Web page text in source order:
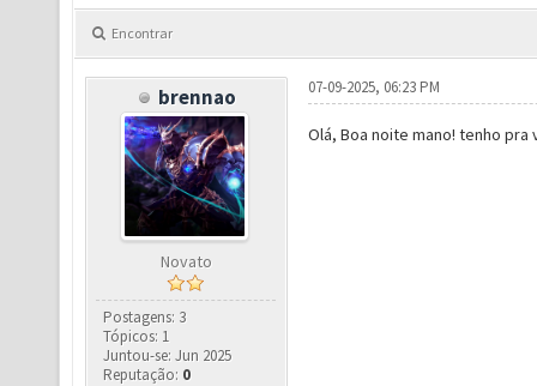
Encontrar
brennao
Novato
Postagens: 3
Tópicos: 1
Juntou-se: Jun 2025
Reputação: 0
07-09-2025, 06:23 PM
Olá, Boa noite mano! tenho pra